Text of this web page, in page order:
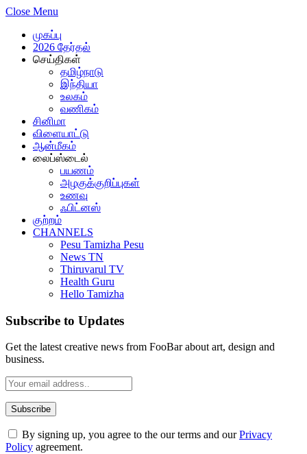
Close Menu
முகப்பு
2026 தேர்தல்
செய்திகள்
தமிழ்நாடு
இந்தியா
உலகம்
வணிகம்
சினிமா
விளையாட்டு
ஆன்மீகம்
லைப்ஸ்டைல்
பயணம்
அழகுக்குறிப்புகள்
உணவு
ஃபிட்னஸ்
குற்றம்
CHANNELS
Pesu Tamizha Pesu
News TN
Thiruvarul TV
Health Guru
Hello Tamizha
Subscribe to Updates
Get the latest creative news from FooBar about art, design and
business.
By signing up, you agree to the our terms and ourPrivacy
Policy agreement.